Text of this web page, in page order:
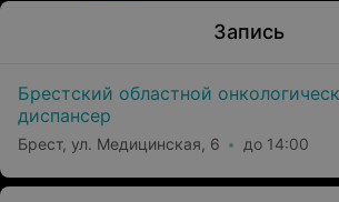
Запись
Брестский областной
диспансер
Брест, ул. Медицинская, 6 до 14:00